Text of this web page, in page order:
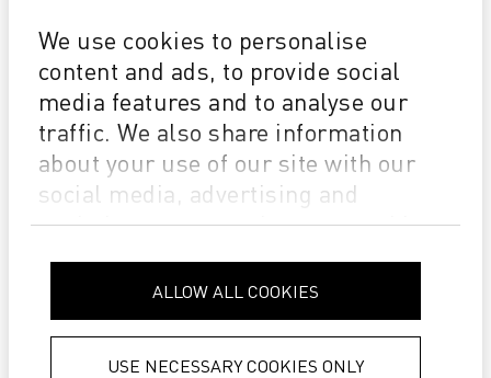
We use cookies to personalise
content and ads, to provide social
media features and to analyse our
traffic. We also share information
about your use of our site with our
social media, advertising and
analytics partners who may combine
it with other information that you’ve
provided to them or that they’ve
collected from your use of their
services.
ALLOW ALL COOKIES
USE NECESSARY COOKIES ONLY
Durst Relief - (Stampa a rilievo in bianco e a colori)
Durst P5 Double 4 (D4) - per una performance
superiore